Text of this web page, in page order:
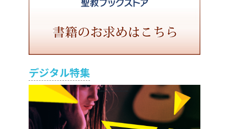
デジタル特集